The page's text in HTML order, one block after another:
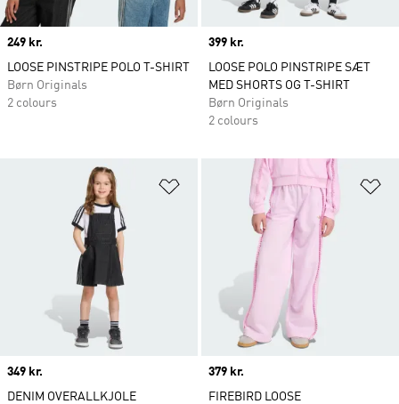
Price
249 kr.
LOOSE PINSTRIPE POLO T-SHIRT
Børn Originals
2 colours
Price
399 kr.
LOOSE POLO PINSTRIPE SÆT
MED SHORTS OG T-SHIRT
Børn Originals
2 colours
Føj til ønskeliste
Price
349 kr.
DENIM OVERALLKJOLE
Price
379 kr.
FIREBIRD LOOSE